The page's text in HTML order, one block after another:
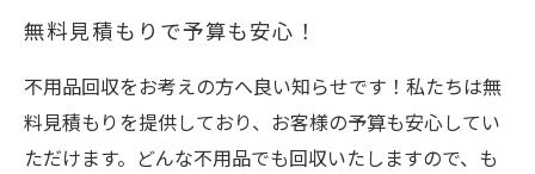
無料見積もりで予算も安心！
不用品回収をお考えの方へ良い知らせです！私たちは無
料見積もりを提供しており、お客様の予算も安心してい
ただけます。どんな不用品でも回収いたしますので、も